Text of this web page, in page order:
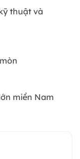
thuật và
miền Nam